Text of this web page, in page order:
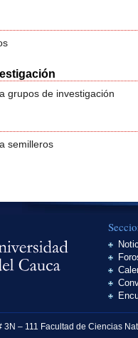
grupos de investigación
semilleros
3N – 111 Facultad de Ciencias